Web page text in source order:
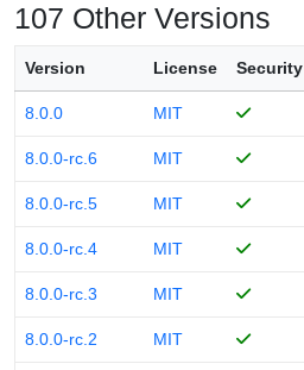
107 Other Versions
Version License Security
8.0.0 MIT
8.0.0-rc.6 MIT
8.0.0-rc.5 MIT
8.0.0-rc.4 MIT
8.0.0-rc.3 MIT
8.0.0-rc.2 MIT